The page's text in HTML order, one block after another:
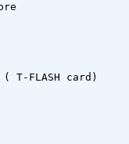
T-FLASH card)